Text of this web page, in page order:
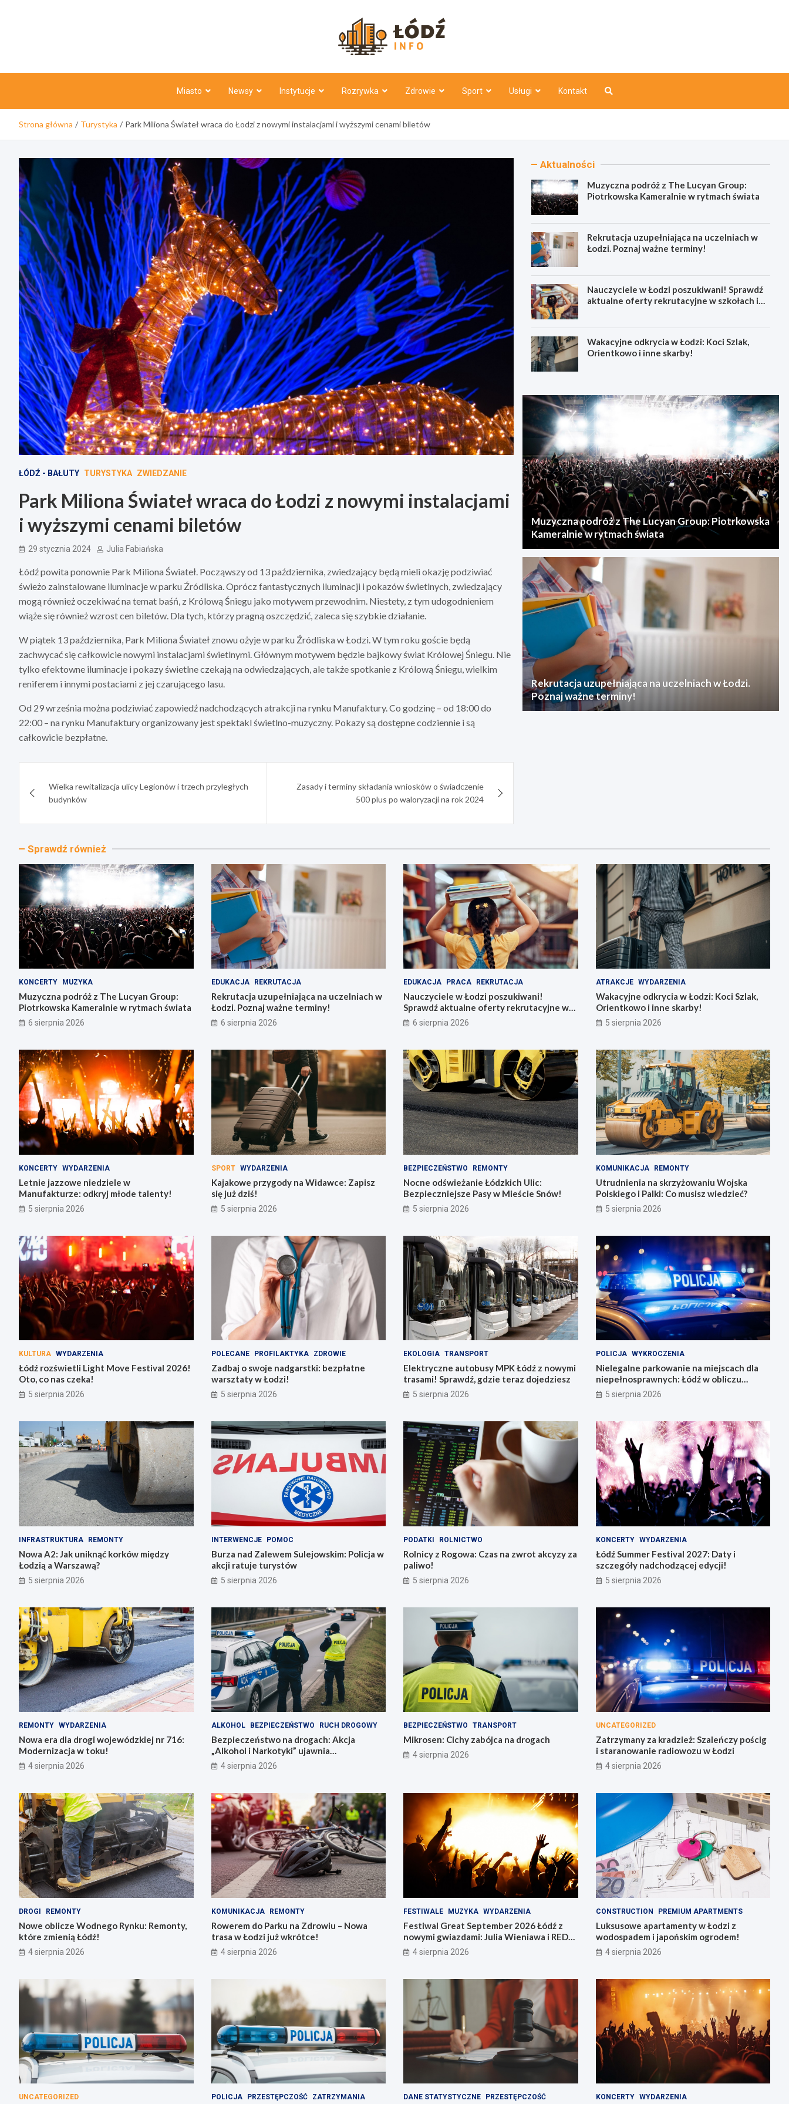
Miasto Newsy Instytucje Rozrywka Zdrowie Sport Usługi Kontakt
Strona główna Turystyka Park Miliona Świateł wraca do Łodzi z nowymi instalacjami i wyższymi cenami biletów
ŁÓDŹ - BAŁUTY TURYSTYKA ZWIEDZANIE
Park Miliona Świateł wraca do Łodzi z nowymi instalacjami
i wyższymi cenami biletów
29 stycznia 2024 Julia Fabiańska
Łódź powita ponownie Park Miliona Świateł. Począwszy od 13 października, zwiedzający będą mieli okazję podziwiać
świeżo zainstalowane iluminacje w parku Źródliska. Oprócz fantastycznych iluminacji i pokazów świetlnych, zwiedzający
mogą również oczekiwać na temat baśń, z Królową Śniegu jako motywem przewodnim. Niestety, z tym udogodnieniem
wiąże się również wzrost cen biletów. Dla tych, którzy pragną oszczędzić, zaleca się szybkie działanie.
W piątek 13 października, Park Miliona Świateł znowu ożyje w parku Źródliska w Łodzi. W tym roku goście będą
zachwycać się całkowicie nowymi instalacjami świetlnymi. Głównym motywem będzie bajkowy świat Królowej Śniegu. Nie
tylko efektowne iluminacje i pokazy świetlne czekają na odwiedzających, ale także spotkanie z Królową Śniegu, wielkim
reniferem i innymi postaciami z jej czarującego lasu.
Od 29 września można podziwiać zapowiedź nadchodzących atrakcji na rynku Manufaktury. Co godzinę – od 18:00 do
22:00 – na rynku Manufaktury organizowany jest spektakl świetlno-muzyczny. Pokazy są dostępne codziennie i są
całkowicie bezpłatne.
wpisuWielka rewitalizacja ulicy Legionów i trzech przyległych
budynków
Zasady i terminy składania wniosków o świadczenie
500 plus po waloryzacji na rok 2024
Aktualności
Muzyczna podróż z The Lucyan Group:
Piotrkowska Kameralnie w rytmach świata
Rekrutacja uzupełniająca na uczelniach w
Łodzi. Poznaj ważne terminy!
Nauczyciele w Łodzi poszukiwani! Sprawdź
aktualne oferty rekrutacyjne w szkołach i
Wakacyjne odkrycia w Łodzi: Koci Szlak,
Orientkowo i inne skarby!
Muzyczna podróż z The Lucyan Group: Piotrkowska
Kameralnie w rytmach świata
Rekrutacja uzupełniająca na uczelniach w Łodzi.
Poznaj ważne terminy!
Sprawdź również
KONCERTY MUZYKA
Muzyczna podróż z The Lucyan Group:
Piotrkowska Kameralnie w rytmach świata
6 sierpnia 2026
EDUKACJA REKRUTACJA
Rekrutacja uzupełniająca na uczelniach w
Łodzi. Poznaj ważne terminy!
6 sierpnia 2026
EDUKACJA PRACA REKRUTACJA
Nauczyciele w Łodzi poszukiwani!
Sprawdź aktualne oferty rekrutacyjne w
szkołach i przedszkolach
6 sierpnia 2026
ATRAKCJE WYDARZENIA
Wakacyjne odkrycia w Łodzi: Koci Szlak,
Orientkowo i inne skarby!
5 sierpnia 2026
KONCERTY WYDARZENIA
Letnie jazzowe niedziele w
Manufakturze: odkryj młode talenty!
5 sierpnia 2026
SPORT WYDARZENIA
Kajakowe przygody na Widawce: Zapisz
się już dziś!
5 sierpnia 2026
BEZPIECZEŃSTWO REMONTY
Nocne odświeżanie Łódzkich Ulic:
Bezpieczniejsze Pasy w Mieście Snów!
5 sierpnia 2026
KOMUNIKACJA REMONTY
Utrudnienia na skrzyżowaniu Wojska
Polskiego i Palki: Co musisz wiedzieć?
5 sierpnia 2026
KULTURA WYDARZENIA
Łódź rozświetli Light Move Festival 2026!
Oto, co nas czeka!
5 sierpnia 2026
POLECANE PROFILAKTYKA ZDROWIE
Zadbaj o swoje nadgarstki: bezpłatne
warsztaty w Łodzi!
5 sierpnia 2026
EKOLOGIA TRANSPORT
Elektryczne autobusy MPK Łódź z nowymi
trasami! Sprawdź, gdzie teraz dojedziesz
5 sierpnia 2026
POLICJA WYKROCZENIA
Nielegalne parkowanie na miejscach dla
niepełnosprawnych: Łódź w obliczu
problemu
5 sierpnia 2026
INFRASTRUKTURA REMONTY
Nowa A2: Jak uniknąć korków między
Łodzią a Warszawą?
5 sierpnia 2026
INTERWENCJE POMOC
Burza nad Zalewem Sulejowskim: Policja w
akcji ratuje turystów
5 sierpnia 2026
PODATKI ROLNICTWO
Rolnicy z Rogowa: Czas na zwrot akcyzy za
paliwo!
5 sierpnia 2026
KONCERTY WYDARZENIA
Łódź Summer Festival 2027: Daty i
szczegóły nadchodzącej edycji!
5 sierpnia 2026
REMONTY WYDARZENIA
Nowa era dla drogi wojewódzkiej nr 716:
Modernizacja w toku!
4 sierpnia 2026
ALKOHOL BEZPIECZEŃSTWO RUCH DROGOWY
Bezpieczeństwo na drogach: Akcja
„Alkohol i Narkotyki” ujawnia
nieodpowiedzialnych kierowców
4 sierpnia 2026
BEZPIECZEŃSTWO TRANSPORT
Mikrosen: Cichy zabójca na drogach
4 sierpnia 2026
UNCATEGORIZED
Zatrzymany za kradzież: Szaleńczy pościg
i staranowanie radiowozu w Łodzi
4 sierpnia 2026
DROGI REMONTY
Nowe oblicze Wodnego Rynku: Remonty,
które zmienią Łódź!
4 sierpnia 2026
KOMUNIKACJA REMONTY
Rowerem do Parku na Zdrowiu – Nowa
trasa w Łodzi już wkrótce!
4 sierpnia 2026
FESTIWALE MUZYKA WYDARZENIA
Festiwal Great September 2026 Łódź z
nowymi gwiazdami: Julia Wieniawa i REDD.
na liście artystów
4 sierpnia 2026
CONSTRUCTION PREMIUM APARTMENTS
Luksusowe apartamenty w Łodzi z
wodospadem i japońskim ogrodem!
4 sierpnia 2026
UNCATEGORIZED POLICJA PRZESTĘPCZOŚĆ ZATRZYMANIA DANE STATYSTYCZNE PRZESTĘPCZOŚĆ KONCERTY WYDARZENIA